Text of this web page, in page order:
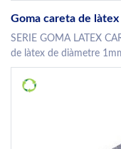
Goma careta de làtex
SERIE GOMA LATEX
de làtex de diàmetre